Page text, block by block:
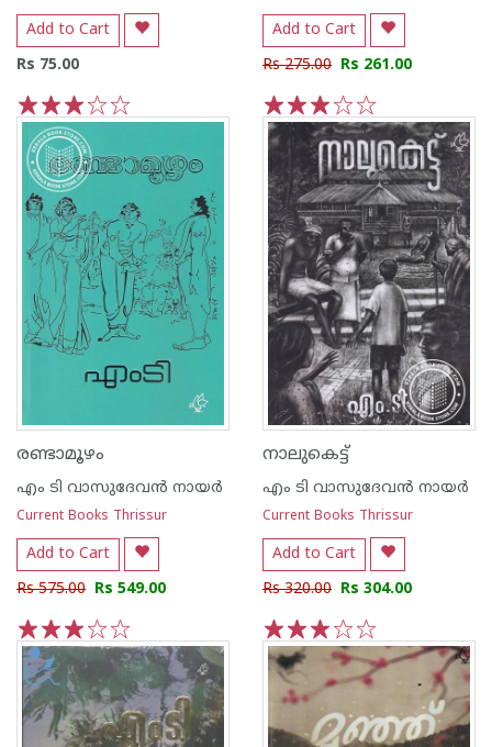
Add to Cart
Rs 75.00
5
4
3
2
1
Add to Cart
Rs 275.00 Rs 261.00
5
4
3
2
1
രണ്ടാമൂഴം
എം ടി വാസുദേവന്‍ നായര്‍
Current Books Thrissur
Add to Cart
Rs 575.00 Rs 549.00
5
4
3
2
1
നാലുകെട്ട്
എം ടി വാസുദേവന്‍ നായര്‍
Current Books Thrissur
Add to Cart
Rs 320.00 Rs 304.00
5
4
3
2
1